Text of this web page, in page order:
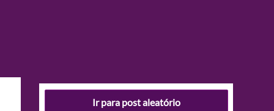
Ir para post aleatório